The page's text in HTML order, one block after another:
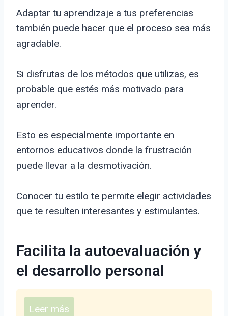
Adaptar tu aprendizaje a tus preferencias
también puede hacer que el proceso sea más
agradable.
Si disfrutas de los métodos que utilizas, es
probable que estés más motivado para
aprender.
Esto es especialmente importante en
entornos educativos donde la frustración
puede llevar a la desmotivación.
Conocer tu estilo te permite elegir actividades
que te resulten interesantes y estimulantes.
Facilita la autoevaluación y
el desarrollo personal
Leer más